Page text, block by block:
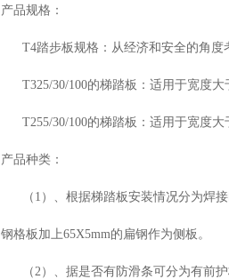
产品规格：
T4踏步板规格：从经济和安全的角度
T325/30/100的梯踏板：适用于宽度大
T255/30/100的梯踏板：适用于宽度大
产品种类：
（1）、根据梯踏板安装情况分为焊接
钢格板加上65X5mm的扁钢作为侧板。
（2）、据是否有防滑条可分为有前护